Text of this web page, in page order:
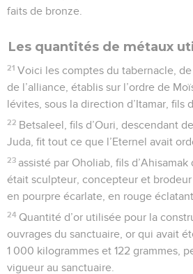
faits de bronze.
Les quantités de métaux
21 Voici les comptes du tabernacle,
de l’alliance, établis sur l’ordre de
lévites, sous la direction d’Itamar, fils
22 Betsaleel, fils d’Ouri, descendant
Juda, fit tout ce que l’Eternel avait
23 assisté par Oholiab, fils
était sculpteur, concepteur et
en pourpre écarlate, en rouge
24 Quantité d’or utilisée pour la
ouvrages du sanctuaire, or qui avait
1 000 kilogrammes et 122 grammes,
vigueur au sanctuaire.